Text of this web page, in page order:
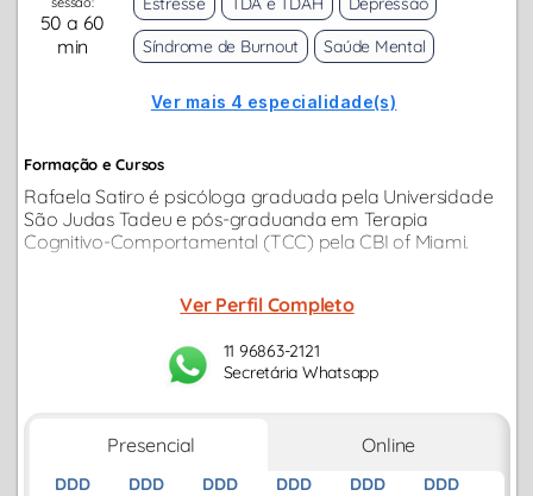
50 a 60
min
Síndrome de Burnout
Saúde Mental
Ver mais 4 especialidade(s)
Formação e Cursos
Rafaela Satiro é psicóloga graduada pela Universidade
São Judas Tadeu e pós-graduanda em Terapia
Cognitivo-Comportamental (TCC) pela CBI of Miami.
Ver Perfil Completo
11 96863-2121
Secretária Whatsapp
Presencial Online
DDD
DDD
DDD
DDD
DDD
DDD